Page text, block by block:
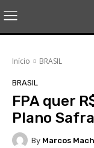
Início BRASIL
BRASIL
FPA quer
Plano Safra
By Marcos